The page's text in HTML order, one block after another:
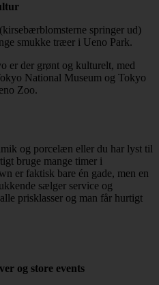
springer ud)
smukke træer i Ueno Park.
er der grønt og kulturelt, med
National Museum og Tokyo
Zoo.
og porcelæn eller du har lyst til
bruge mange timer i
er faktisk bare én gade, men en
sælger service og
prisklasser og man får hurtigt
og store events